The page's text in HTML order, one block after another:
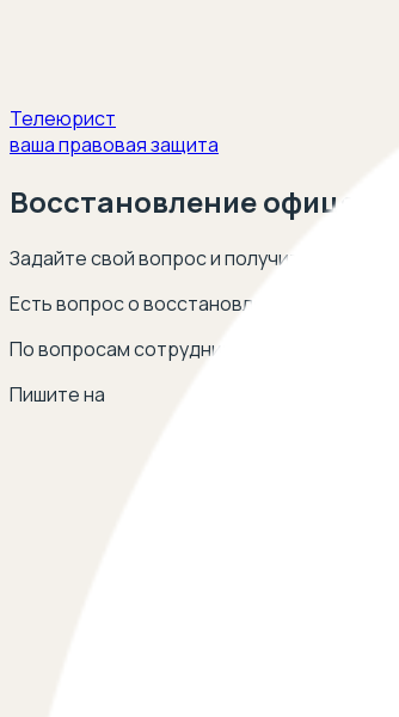
Телеюрист
ваша правовая защита
Восстановление офицера
Задайте свой вопрос и получите ответ
Есть вопрос о восстановлении
По вопросам сотрудничества
Пишите на